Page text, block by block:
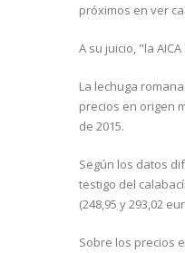
próximos en ver
A su juicio, "la
La lechuga
precios en origen
de 2015.
Según los datos
testigo del
(248,95 y 293,02
Sobre los precios